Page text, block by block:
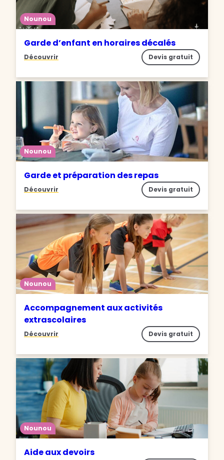
Nounou
Garde d’enfant en horaires décalés
Découvrir Devis gratuit
Nounou
Garde et préparation des repas
Découvrir Devis gratuit
Nounou
Accompagnement aux activités
extrascolaires
Découvrir Devis gratuit
Nounou
Aide aux devoirs